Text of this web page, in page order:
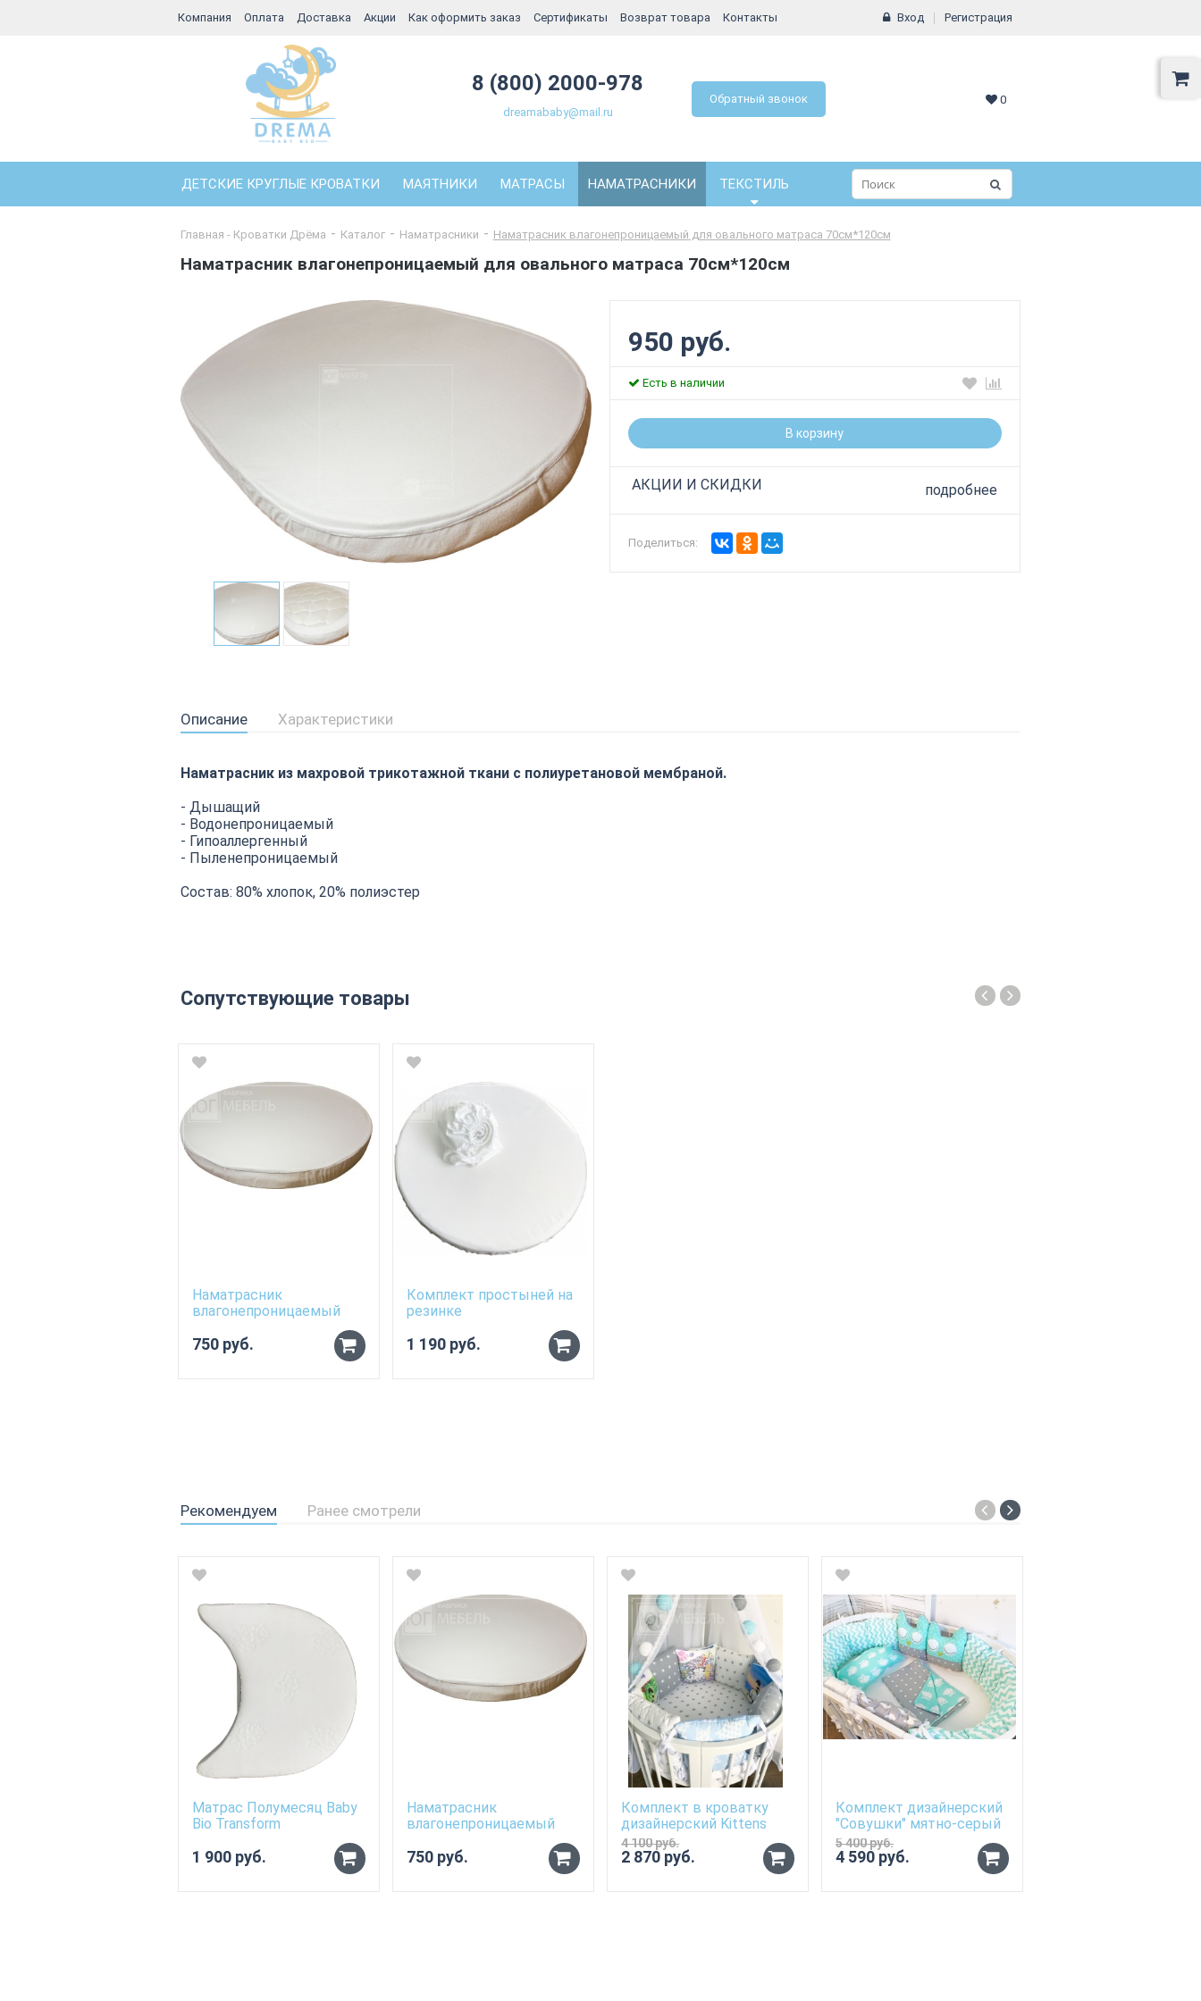
Компания Оплата Доставка Акции Как оформить заказ Сертификаты Возврат товара Контакты Вход Регистрация
8 (800) 2000-978
dreamababy@mail.ru
Обратный звонок 0
ДЕТСКИЕ КРУГЛЫЕ КРОВАТКИ МАЯТНИКИ МАТРАСЫ НАМАТРАСНИКИ ТЕКСТИЛЬ
Главная - Кроватки Дрёма Каталог Наматрасники Наматрасник влагонепроницаемый для овального матраса 70см*120см
Наматрасник влагонепроницаемый для овального матраса 70см*120см
950 руб.
Есть в наличии
В корзину
АКЦИИ И СКИДКИ подробнее
Поделиться:
Описание Характеристики
Наматрасник из махровой трикотажной ткани с полиуретановой мембраной.
- Дышащий
- Водонепроницаемый
- Гипоаллергенный
- Пыленепроницаемый
Состав: 80% хлопок, 20% полиэстер
Сопутствующие товары
Наматрасник
влагонепроницаемый
для матраса 70см*80см
750 руб.
Комплект простыней на
резинке
1 190 руб.
Рекомендуем Ранее смотрели
Матрас Полумесяц Baby
Bio Transform
1 900 руб.
Наматрасник
влагонепроницаемый
для матраса 70см*80см
750 руб.
Комплект в кроватку
дизайнерский Kittens
2 870 руб.
4 100 руб.
Комплект дизайнерский
"Совушки" мятно-серый
4 590 руб.
5 400 руб.